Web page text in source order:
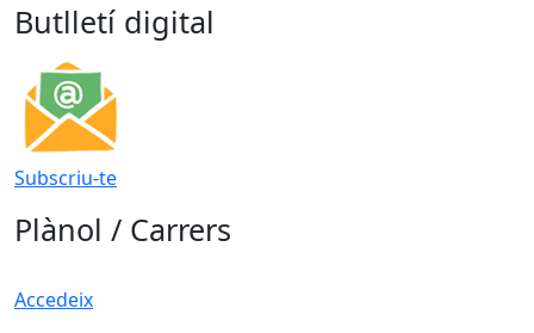
Butlletí digital
Subscriu-te
Plànol / Carrers
Accedeix